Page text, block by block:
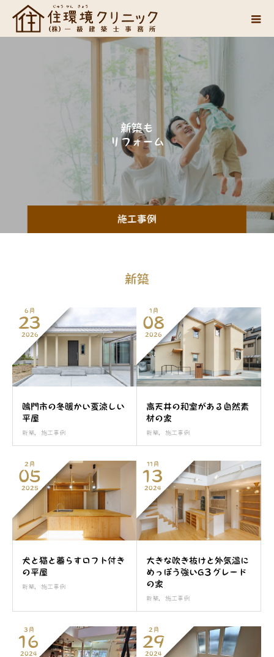
施工事例
新築も
リフ ォーム も 。
新築
6月
23
2026
鳴門市の冬暖かい夏涼しい
平屋
新築, 施工事例
1月
08
2026
高天井の和室がある自然素
材の家
新築, 施工事例
2月
05
2025
犬と猫と暮らすロフト付き
の平屋
新築, 施工事例
11月
13
2024
大きな吹き抜けと外気温に
めっぽう強いG３グレード
の家
新築, 施工事例
3月
16
2024
2月
29
2024